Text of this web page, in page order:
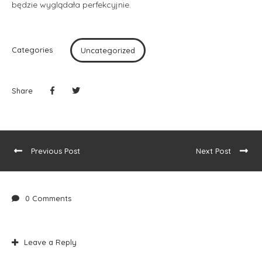
będzie wyglądała perfekcyjnie.
Categories Uncategorized
Share
Previous Post Next Post
0 Comments
Leave a Reply